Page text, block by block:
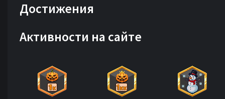
Достижения
Активности на сайте